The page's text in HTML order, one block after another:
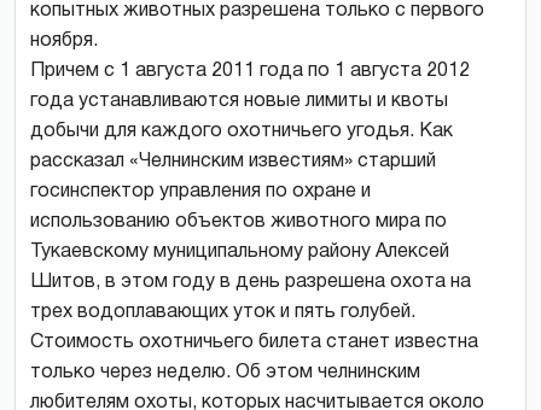
копытных животных разрешена только с первого
ноября.
Причем с 1 августа 2011 года по 1 августа 2012
года устанавливаются новые лимиты и квоты
добычи для каждого охотничьего угодья. Как
рассказал «Челнинским известиям» старший
госинспектор управления по охране и
использованию объектов животного мира по
Тукаевскому муниципальному району Алексей
Шитов, в этом году в день разрешена охота на
трех водоплавающих уток и пять голубей.
Стоимость охотничьего билета станет известна
только через неделю. Об этом челнинским
любителям охоты, которых насчитывается около